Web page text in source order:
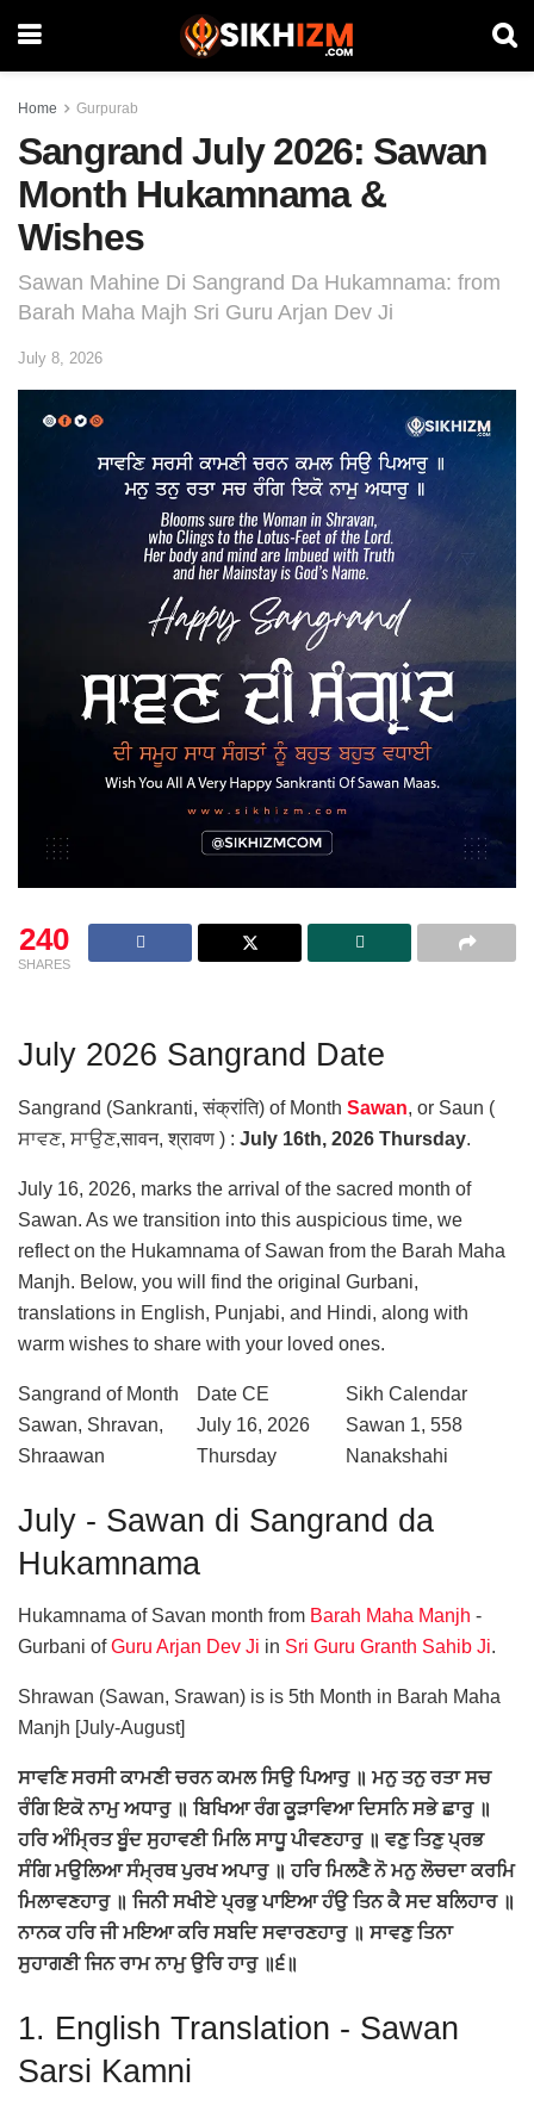
Home Gurpurab
Sangrand July 2026: Sawan
Month Hukamnama &
Wishes
Sawan Mahine Di Sangrand Da Hukamnama: from
Barah Maha Majh Sri Guru Arjan Dev Ji
July 8, 2026
240
SHARES
July 2026 Sangrand Date
Sangrand (Sankranti, संक्रांति) of Month Sawan, or Saun (
ਸਾਵਣ, ਸਾਉਣ,सावन, श्रावण ) : July 16th, 2026 Thursday.
July 16, 2026, marks the arrival of the sacred month of
Sawan. As we transition into this auspicious time, we
reflect on the Hukamnama of Sawan from the Barah Maha
Manjh. Below, you will find the original Gurbani,
translations in English, Punjabi, and Hindi, along with
warm wishes to share with your loved ones.
Sangrand of Month Date CE
Sikh Calendar
Sawan, Shravan,
Shraawan
July 16, 2026
Thursday
Sawan 1, 558
Nanakshahi
July - Sawan di Sangrand da
Hukamnama
Hukamnama of Savan month from Barah Maha Manjh -
Gurbani ofGuru Arjan Dev Ji in Sri Guru Granth Sahib Ji.
Shrawan (Sawan, Srawan) is is 5th Month in Barah Maha
Manjh [July-August]
ਸਾਵਣਿ ਸਰਸੀ ਕਾਮਣੀ ਚਰਨ ਕਮਲ ਸਿਉ ਪਿਆਰੁ ॥ ਮਨੁ ਤਨੁ ਰਤਾ ਸਚ
ਰੰਗਿ ਇਕੋ ਨਾਮੁ ਅਧਾਰੁ ॥ ਬਿਖਿਆ ਰੰਗ ਕੂੜਾਵਿਆ ਦਿਸਨਿ ਸਭੇ ਛਾਰੁ ॥
ਹਰਿ ਅੰਮ੍ਰਿਤ ਬੂੰਦ ਸੁਹਾਵਣੀ ਮਿਲਿ ਸਾਧੂ ਪੀਵਣਹਾਰੁ ॥ ਵਣੁ ਤਿਣੁ ਪ੍ਰਭ
ਸੰਗਿ ਮਉਲਿਆ ਸੰਮ੍ਰਥ ਪੁਰਖ ਅਪਾਰੁ ॥ ਹਰਿ ਮਿਲਣੈ ਨੋ ਮਨੁ ਲੋਚਦਾ ਕਰਮਿ
ਮਿਲਾਵਣਹਾਰੁ ॥ ਜਿਨੀ ਸਖੀਏ ਪ੍ਰਭੁ ਪਾਇਆ ਹੰਉ ਤਿਨ ਕੈ ਸਦ ਬਲਿਹਾਰ ॥
ਨਾਨਕ ਹਰਿ ਜੀ ਮਇਆ ਕਰਿ ਸਬਦਿ ਸਵਾਰਣਹਾਰੁ ॥ ਸਾਵਣੁ ਤਿਨਾ
ਸੁਹਾਗਣੀ ਜਿਨ ਰਾਮ ਨਾਮੁ ਉਰਿ ਹਾਰੁ ॥੬॥
1. English Translation - Sawan
Sarsi Kamni